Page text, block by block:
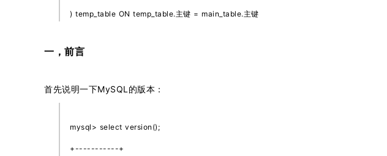
) temp_table ON temp_table.主键 = main_table.主键
一，前言
首先说明一下MySQL的版本：
mysql> select version();
+-----------+